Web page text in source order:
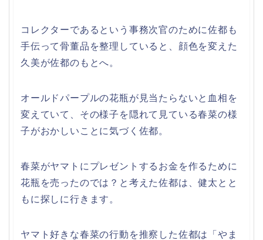
コレクターであるという事務次官のために佐都も
手伝って骨董品を整理していると、顔色を変えた
久美が佐都のもとへ。
オールドパープルの花瓶が見当たらないと血相を
変えていて、その様子を隠れて見ている春菜の様
子がおかしいことに気づく佐都。
春菜がヤマトにプレゼントするお金を作るために
花瓶を売ったのでは？と考えた佐都は、健太とと
もに探しに行きます。
ヤマト好きな春菜の行動を推察した佐都は「やま